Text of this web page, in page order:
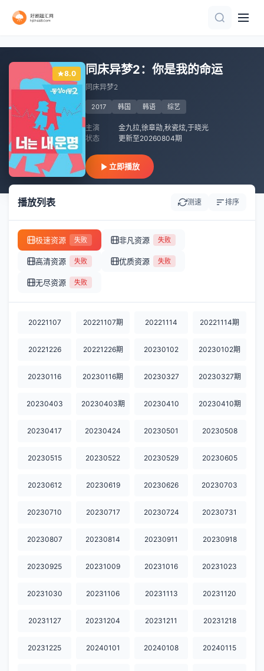
8.0 同床异梦2：你是我的命运
同床异梦2
2017 韩国 韩语 综艺
主演
金九拉,徐章勋,秋瓷炫,于晓光
状态
更新至20260804期
立即播放
播放列表 测速 排序
极速资源 失败 非凡资源 失败
高清资源 失败 优质资源 失败
无尽资源 失败
20221107 20221107期 20221114 20221114期
20221226 20221226期 20230102 20230102期
20230116 20230116期 20230327 20230327期
20230403 20230403期 20230410 20230410期
20230417 20230424 20230501 20230508
20230515 20230522 20230529 20230605
20230612 20230619 20230626 20230703
20230710 20230717 20230724 20230731
20230807 20230814 20230911 20230918
20230925 20231009 20231016 20231023
20231030 20231106 20231113 20231120
20231127 20231204 20231211 20231218
20231225 20240101 20240108 20240115
第30期
第3期
更新至第7集
第12期完结
更新至第20集
更新至20260807期
已完结
更新至20260802期
第20260711期
第6集完结